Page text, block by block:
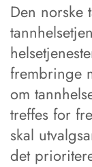
Den norske
frembringe
om
treffes for
skal
det